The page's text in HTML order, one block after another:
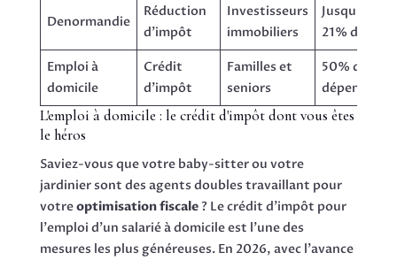
Denormandie
Réduction
d'impôt
Investisseurs
immobiliers
Jusqu'à
21% du prix
Emploi à
domicile
Crédit
d'impôt
Familles et
seniors
50% des
dépenses
L'emploi à domicile : le crédit d'impôt dont vous êtes
le héros
Saviez-vous que votre baby-sitter ou votre
jardinier sont des agents doubles travaillant pour
votreoptimisation fiscale? Le crédit d'impôt pour
l'emploi d'un salarié à domicile est l'une des
mesures les plus généreuses. En 2026, avec l'avance